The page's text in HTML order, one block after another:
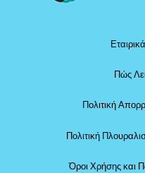
Πώς
Πολιτική
Πολιτική
Όροι Χρήσης και